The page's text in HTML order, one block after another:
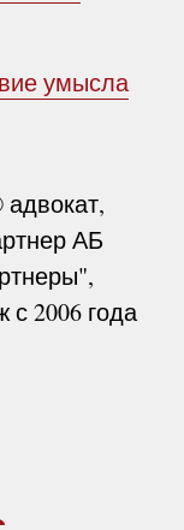
умысла
АБ
с 2006 года